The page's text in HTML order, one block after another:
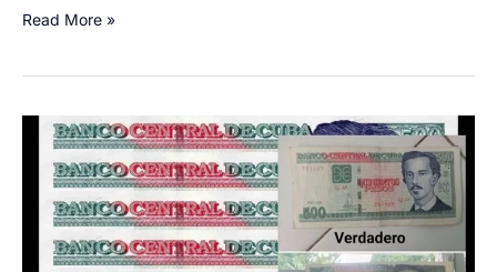
Avanza
el
restablecimiento
Sistema
Eléctrico
Nacional
Read More »